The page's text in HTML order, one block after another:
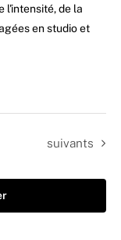
l'intensité, de la
en studio et
Évènements
suivants